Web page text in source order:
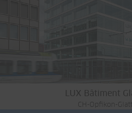
LUX Bâtiment
CH-Opfikon-